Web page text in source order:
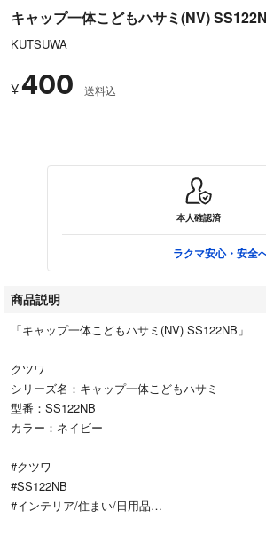
キャップ一体こどもハサミ(NV)
KUTSUWA
¥400 送料込
本人確認済
ラクマ安心・安全
商品説明
「キャップ一体こどもハサミ(NV) SS122NB」
クツワ
シリーズ名：キャップ一体こどもハサミ
型番：SS122NB
カラー：ネイビー
#クツワ
#SS122NB
#インテリア/住まい/日用品